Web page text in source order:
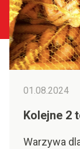
01.08.2024
Kolejne 2
Warzywa